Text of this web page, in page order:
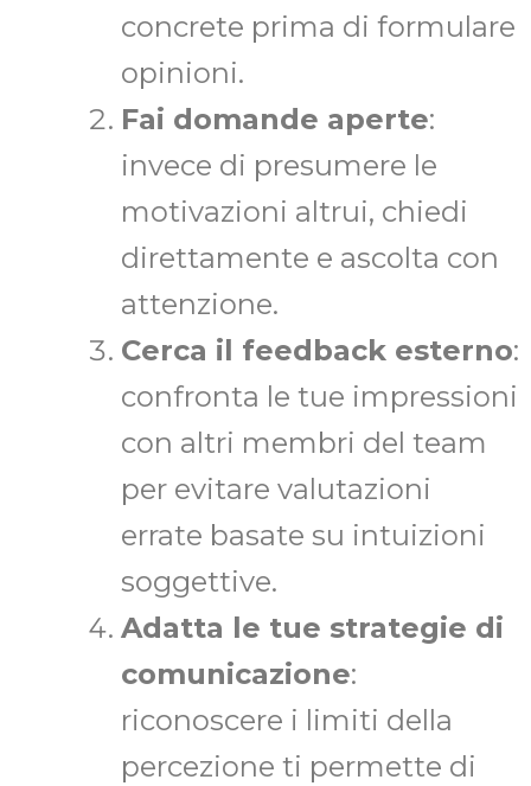
concrete prima di formulare
opinioni.
Fai domande aperte:
invece di presumere le
motivazioni altrui, chiedi
direttamente e ascolta con
attenzione.
Cerca il feedback esterno:
confronta le tue impressioni
con altri membri del team
per evitare valutazioni
errate basate su intuizioni
soggettive.
Adatta le tue strategie di
comunicazione:
riconoscere i limiti della
percezione ti permette di